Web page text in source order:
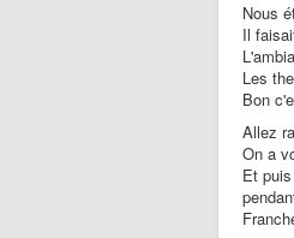
Nous
Il
Les
Bon
Allez
On a
Et